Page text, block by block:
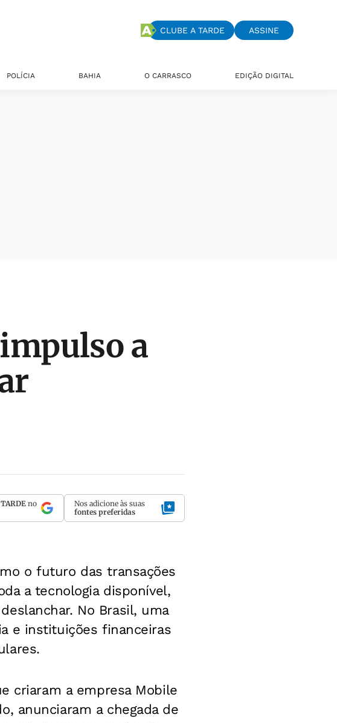
CLUBE A TARDE ASSINE
POLÍCIA BAHIA O CARRASCO EDIÇÃO DIGITAL
a
no
Nos adicione às suas
fontes preferidas
o futuro das transações
a tecnologia disponível,
No Brasil, uma
e instituições financeiras
criaram a empresa Mobile
anunciaram a chegada de